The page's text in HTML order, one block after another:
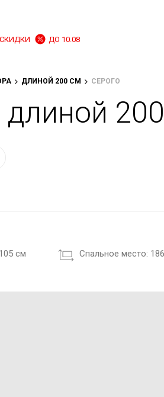
СКИДКИ ДО 10.08
ДЛИНОЙ 200 СМ СЕРОГО
см Cпальное место: